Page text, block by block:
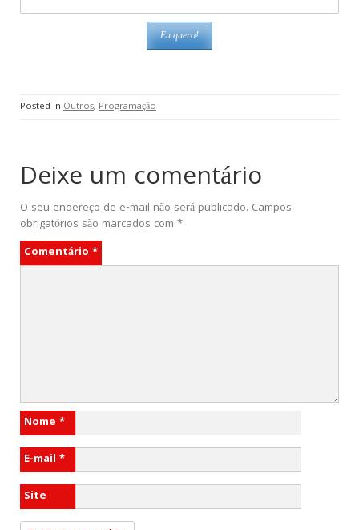
Posted in Outros, Programação
Deixe um comentário
O seu endereço de e-mail não será publicado. Campos
obrigatórios são marcados com *
Comentário *
Nome *
E-mail *
Site